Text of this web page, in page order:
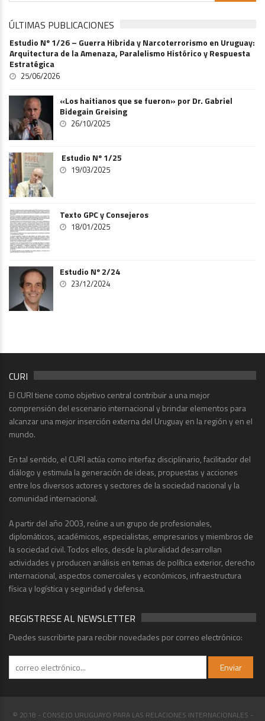
ÚLTIMAS PUBLICACIONES
Estudio Nº 1/26 – Guerra Hibrida y Narcoterrorismo en Uruguay:
Arquitectura de la Amenaza, Paralelismo Histórico y Respuesta
Estratégica
25/06/2026
«Los haitianos que se fueron» por Dr. Gabriel
Bidegain Greising
26/10/2025
Estudio Nº 1/25
19/03/2025
Texto GPC y Consejeros
18/01/2025
Estudio Nº 2/24
23/12/2024
CURI
El CURI tiene como objetivo central contribuir a una mejor
comprensión del escenario internacional y brindar elementos para
alcanzar una mejor inserción externa del Uruguay en la región y en el
mundo.
En tal sentido, el CURI actúa como interfaz disciplinario, facilitador del
diálogo y estimula la generación de ideas, propuestas y acciones
entre los diversos actores y sectores de la sociedad nacional y la
comunidad internacional.
A partir del año 2003, reúne a un grupo de profesionales,
diplomáticos, académicos, especialistas, empresarios y miembros de
la sociedad civil. Todos ellos, desde la pluralidad desarrollan
actividades y producen análisis en temas de política exterior, derecho
internacional, aspectos comerciales y económicos, infraestructura
física y logística y seguridad y defensa.
REGISTRESE AL NEWSLETTER
Puedes suscribirte para recibir novedades por correo electrónico:
© 2018 - CONSEJO URUGUAYO PARA LAS RELACIONES INTERNACIONALES -